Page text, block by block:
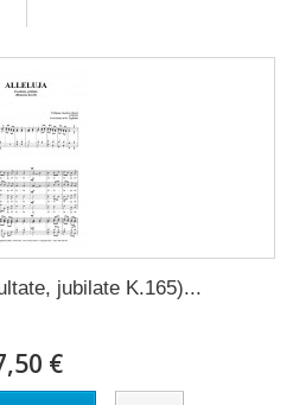
jubilate K.165)...
€